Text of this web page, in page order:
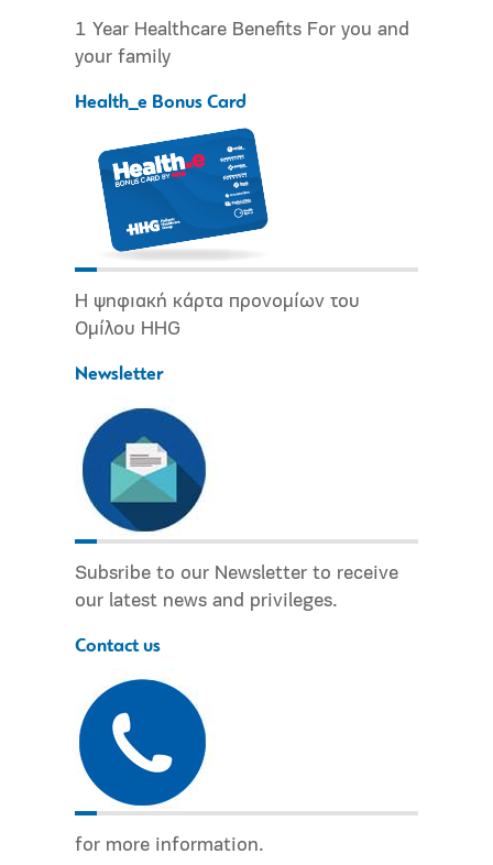
1 Year Healthcare Benefits For you and
your family
Health_e Bonus Card
Η ψηφιακή κάρτα προνομίων του
Ομίλου HHG
Newsletter
Subsribe to our Newsletter to receive
our latest news and privileges.
Contact us
for more information.